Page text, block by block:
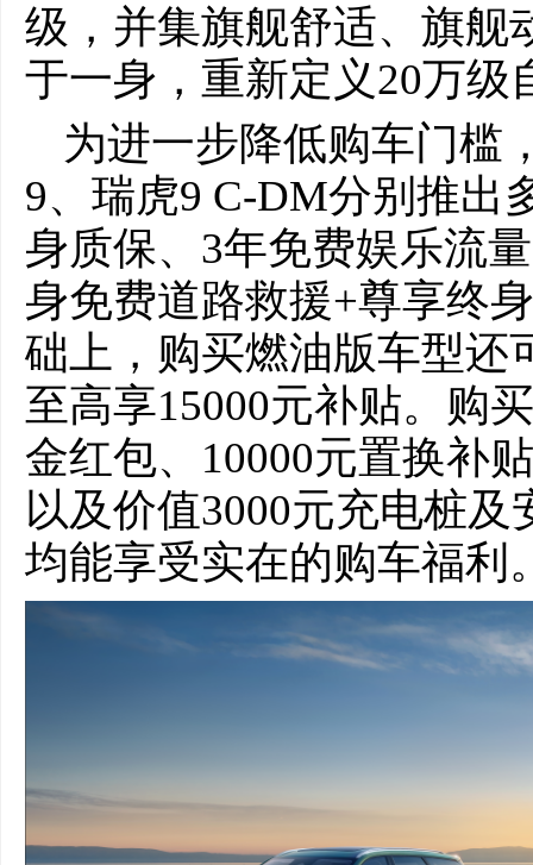
级，并集旗舰舒适、旗舰
于一身，重新定义20万级
为进一步降低购车门槛
9、瑞虎9 C-DM分别推出
身质保、3年免费娱乐流
身免费道路救援+尊享终
础上，购买燃油版车型还
至高享15000元补贴。购
金红包、10000元置换补
以及价值3000元充电桩
均能享受实在的购车福利